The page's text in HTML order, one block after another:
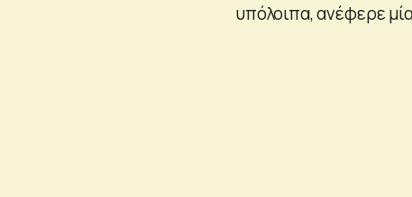
υπόλοιπα, ανέφερε